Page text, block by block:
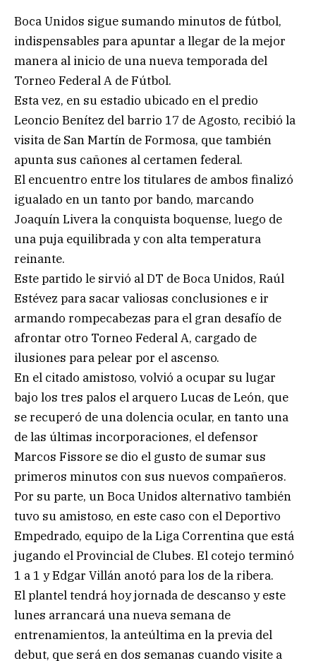
Boca Unidos sigue sumando minutos de fútbol,
indispensables para apuntar a llegar de la mejor
manera al inicio de una nueva temporada del
Torneo Federal A de Fútbol.
Esta vez, en su estadio ubicado en el predio
Leoncio Benítez del barrio 17 de Agosto, recibió la
visita de San Martín de Formosa, que también
apunta sus cañones al certamen federal.
El encuentro entre los titulares de ambos finalizó
igualado en un tanto por bando, marcando
Joaquín Livera la conquista boquense, luego de
una puja equilibrada y con alta temperatura
reinante.
Este partido le sirvió al DT de Boca Unidos, Raúl
Estévez para sacar valiosas conclusiones e ir
armando rompecabezas para el gran desafío de
afrontar otro Torneo Federal A, cargado de
ilusiones para pelear por el ascenso.
En el citado amistoso, volvió a ocupar su lugar
bajo los tres palos el arquero Lucas de León, que
se recuperó de una dolencia ocular, en tanto una
de las últimas incorporaciones, el defensor
Marcos Fissore se dio el gusto de sumar sus
primeros minutos con sus nuevos compañeros.
Por su parte, un Boca Unidos alternativo también
tuvo su amistoso, en este caso con el Deportivo
Empedrado, equipo de la Liga Correntina que está
jugando el Provincial de Clubes. El cotejo terminó
1 a 1 y Edgar Villán anotó para los de la ribera.
El plantel tendrá hoy jornada de descanso y este
lunes arrancará una nueva semana de
entrenamientos, la anteúltima en la previa del
debut, que será en dos semanas cuando visite a